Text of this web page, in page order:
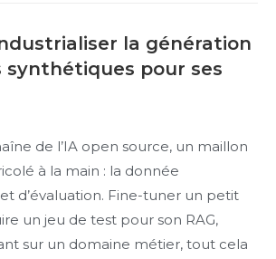
la génération
synthétiques pour ses
de l’IA open source, un maillon
à la main : la donnée
d’évaluation. Fine-tuner un petit
un jeu de test pour son RAG,
sur un domaine métier, tout cela